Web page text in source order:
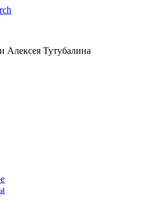
Алексея Тутубалина